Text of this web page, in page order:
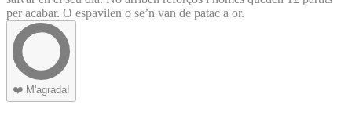
per acabar. O espavilen o se’n van de patac a or.
❤️ M'agrada!